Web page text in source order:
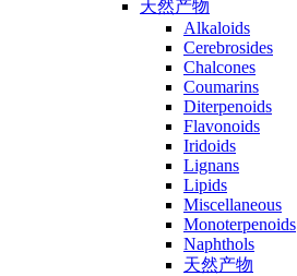
天然产物
Alkaloids
Cerebrosides
Chalcones
Coumarins
Diterpenoids
Flavonoids
Iridoids
Lignans
Lipids
Miscellaneous
Monoterpenoids
Naphthols
天然产物